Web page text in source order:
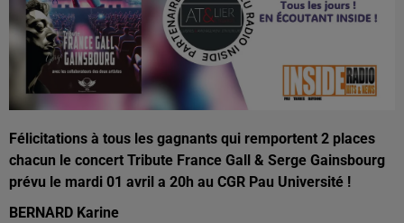
Félicitations à tous les gagnants qui remportent 2 places
chacun le concert Tribute France Gall & Serge Gainsbourg
prévu le mardi 01 avril a 20h au CGR Pau Université !
BERNARD Karine